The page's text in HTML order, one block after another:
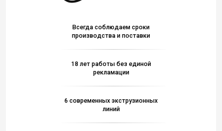
Всегда соблюдаем сроки
производства и поставки
18 лет работы без единой
рекламации
6 современных экструзионных
линий